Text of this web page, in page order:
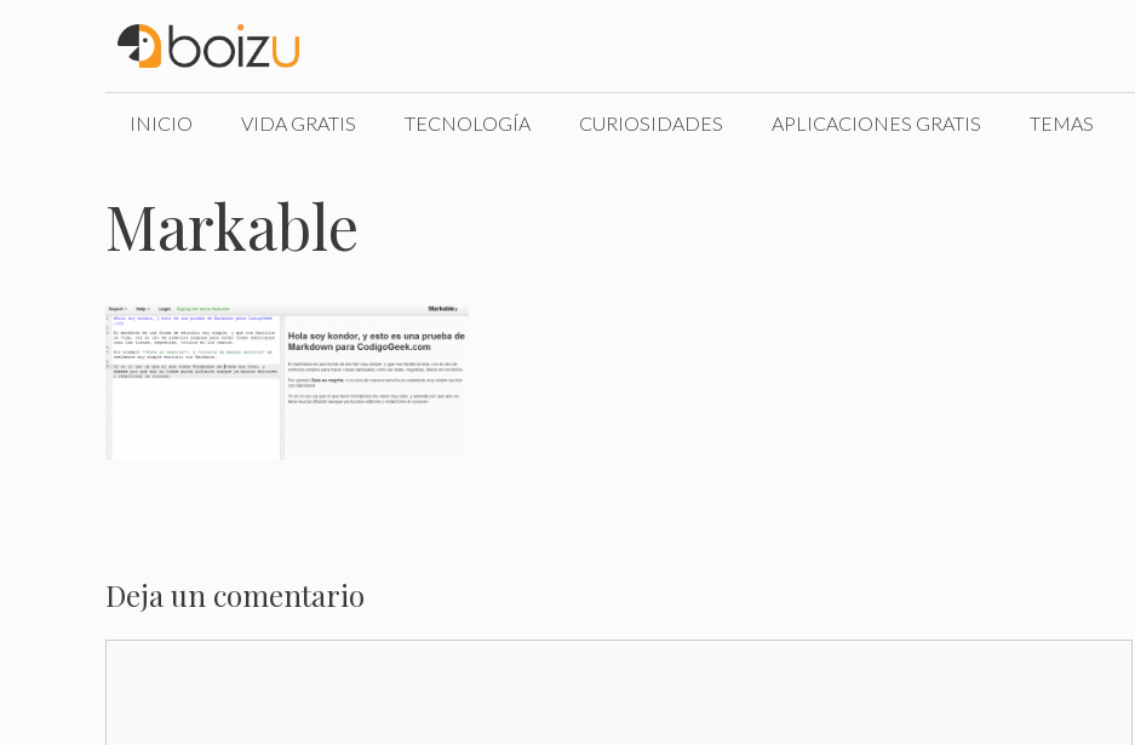
INICIO VIDA GRATIS TECNOLOGÍA CURIOSIDADES APLICACIONES GRATIS TEMAS
Markable
Deja un comentario